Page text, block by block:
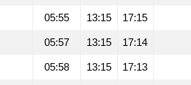
05:55 13:15 17:15
05:57 13:15 17:14
05:58 13:15 17:13